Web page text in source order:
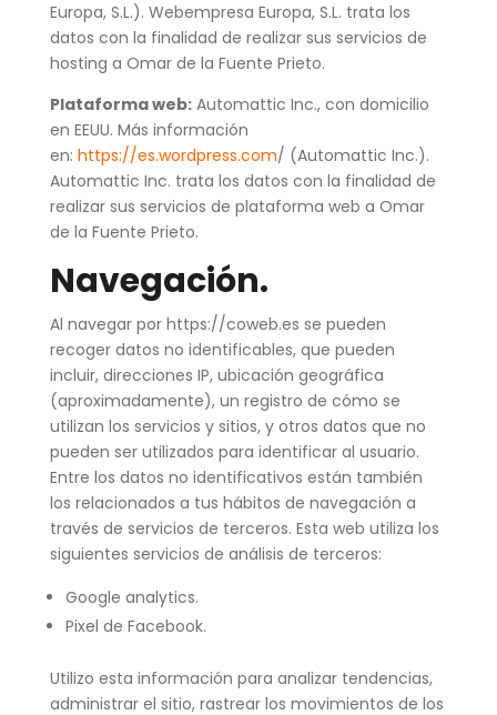
Europa, S.L.). Webempresa Europa, S.L. trata los
datos con la finalidad de realizar sus servicios de
hosting a Omar de la Fuente Prieto.
Plataforma web:Automattic Inc., con domicilio
en EEUU. Más información
en: https://es.wordpress.com/ (Automattic Inc.).
Automattic Inc. trata los datos con la finalidad de
realizar sus servicios de plataforma web a Omar
de la Fuente Prieto.
Navegación.
Al navegar por https://coweb.es se pueden
recoger datos no identificables, que pueden
incluir, direcciones IP, ubicación geográfica
(aproximadamente), un registro de cómo se
utilizan los servicios y sitios, y otros datos que no
pueden ser utilizados para identificar al usuario.
Entre los datos no identificativos están también
los relacionados a tus hábitos de navegación a
través de servicios de terceros. Esta web utiliza los
siguientes servicios de análisis de terceros:
Google analytics.
Pixel de Facebook.
Utilizo esta información para analizar tendencias,
administrar el sitio, rastrear los movimientos de los